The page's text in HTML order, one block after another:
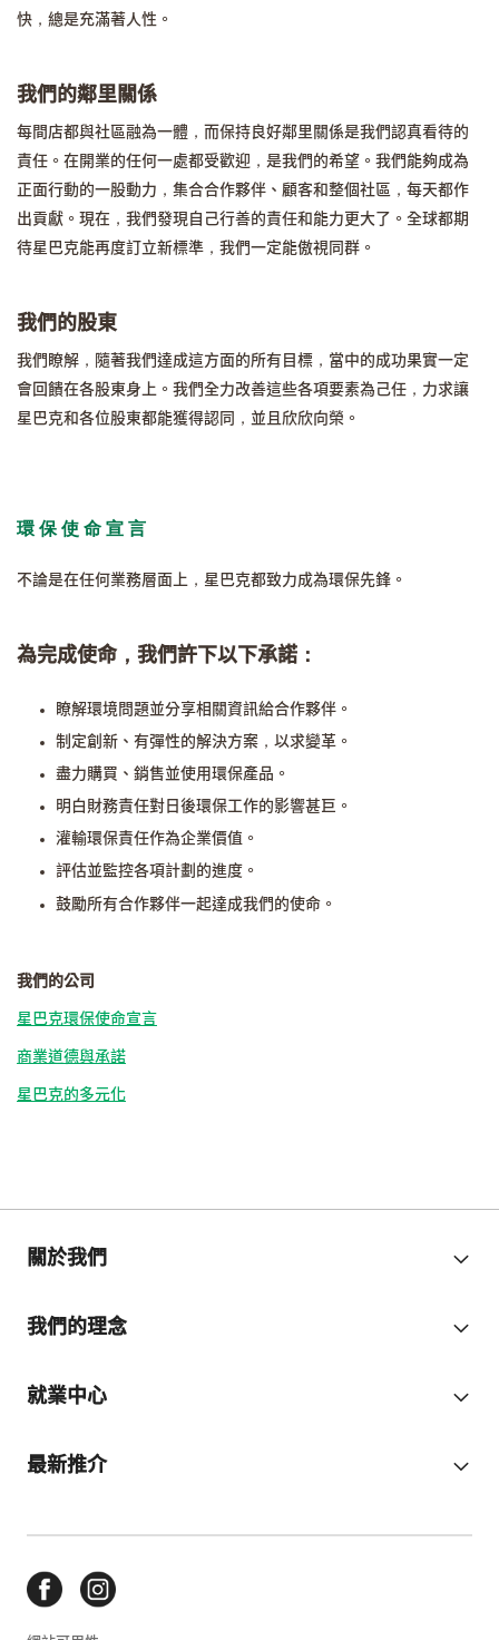
快，總是充滿著人性。
我們的鄰里關係
每間店都與社區融為一體，而保持良好鄰里關係是我們認真看待的
責任。在開業的任何一處都受歡迎，是我們的希望。我們能夠成為
正面行動的一股動力，集合合作夥伴、顧客和整個社區，每天都作
出貢獻。現在，我們發現自己行善的責任和能力更大了。全球都期
待星巴克能再度訂立新標準，我們一定能傲視同群。
我們的股東
我們瞭解，隨著我們達成這方面的所有目標，當中的成功果實一定
會回饋在各股東身上。我們全力改善這些各項要素為己任，力求讓
星巴克和各位股東都能獲得認同，並且欣欣向榮。
環保使命宣言
不論是在任何業務層面上，星巴克都致力成為環保先鋒。
為完成使命，我們許下以下承諾：
瞭解環境問題並分享相關資訊給合作夥伴。
制定創新、有彈性的解決方案，以求變革。
盡力購買、銷售並使用環保產品。
明白財務責任對日後環保工作的影響甚巨。
灌輸環保責任作為企業價值。
評估並監控各項計劃的進度。
鼓勵所有合作夥伴一起達成我們的使命。
我們的公司
星巴克環保使命宣言
商業道德與承諾
星巴克的多元化
關於我們
我們的理念
就業中心
最新推介